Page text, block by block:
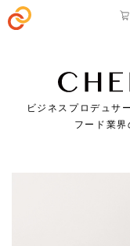
ビジネスプロデュサ
フード業